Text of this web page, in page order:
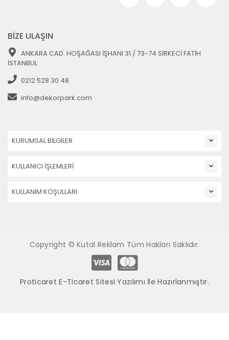
BİZE ULAŞIN
ANKARA CAD. HOŞAĞASI İŞHANI 31 / 73-74 SİRKECİ FATİH
İSTANBUL
0212 528 30 48
info@dekorpark.com
KURUMSAL BİLGİLER
KULLANICI İŞLEMLERİ
KULLANIM KOŞULLARI
Copyright © Kutal Reklam Tüm Hakları Saklıdır.
Proticaret E-Ticaret Sitesi Yazılımı İle Hazırlanmıştır.